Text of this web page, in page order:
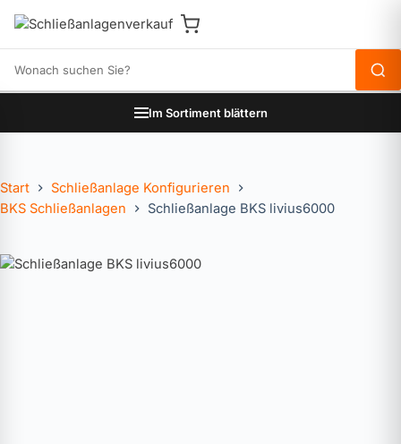
Im Sortiment blättern
Start
Schließanlage Konfigurieren
BKS Schließanlagen
Schließanlage BKS livius6000